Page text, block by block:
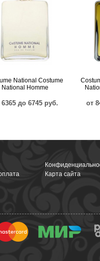
National Costume
National Homme
6365 до 6745 руб. от
Карта сайта